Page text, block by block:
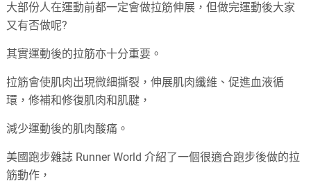
大部份人在運動前都一定會做拉筋伸展，但做完運動後大家
又有否做呢?
其實運動後的拉筋亦十分重要。
拉筋會使肌肉出現微細撕裂，伸展肌肉纖維、促進血液循
環，修補和修復肌肉和肌腱，
減少運動後的肌肉酸痛。
美國跑步雜誌 Runner World 介紹了一個很適合跑步後做的拉
筋動作，